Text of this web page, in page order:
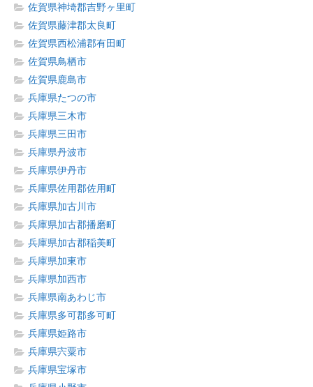
佐賀県神埼郡吉野ヶ里町
佐賀県藤津郡太良町
佐賀県西松浦郡有田町
佐賀県鳥栖市
佐賀県鹿島市
兵庫県たつの市
兵庫県三木市
兵庫県三田市
兵庫県丹波市
兵庫県伊丹市
兵庫県佐用郡佐用町
兵庫県加古川市
兵庫県加古郡播磨町
兵庫県加古郡稲美町
兵庫県加東市
兵庫県加西市
兵庫県南あわじ市
兵庫県多可郡多可町
兵庫県姫路市
兵庫県宍粟市
兵庫県宝塚市